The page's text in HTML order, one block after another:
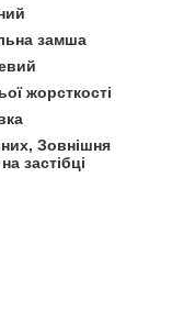
замша
жорсткості
Зовнішня
застібці